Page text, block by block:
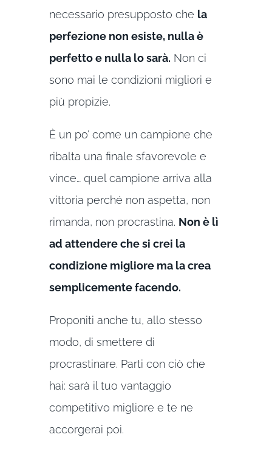
necessario presupposto che la
perfezione non esiste, nulla è
perfetto e nulla lo sarà. Non ci
sono mai le condizioni migliori e
più propizie.
È un po’ come un campione che
ribalta una finale sfavorevole e
vince… quel campione arriva alla
vittoria perché non aspetta, non
rimanda, non procrastina. Non è lì
ad attendere che si crei la
condizione migliore ma la crea
semplicemente facendo.
Proponiti anche tu, allo stesso
modo, di smettere di
procrastinare. Parti con ciò che
hai: sarà il tuo vantaggio
competitivo migliore e te ne
accorgerai poi.